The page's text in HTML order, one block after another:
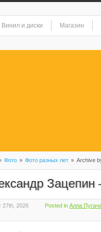
Винил и диски Магазин
Фото » Фото разных лет » Archive
27th, 2026 Posted in Алла